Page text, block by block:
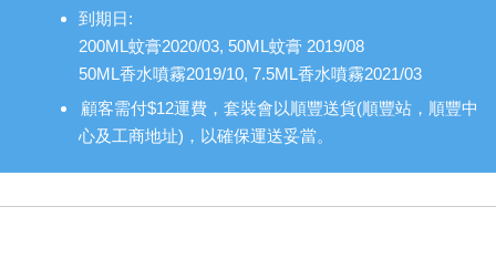
到期日:
200ML蚊膏2020/03, 50ML蚊膏 2019/08
50ML香水噴霧2019/10, 7.5ML香水噴霧2021/03
顧客需付$12運費，套裝會以順豐送貨(順豐站，順豐中
心及工商地址)，以確保運送妥當。